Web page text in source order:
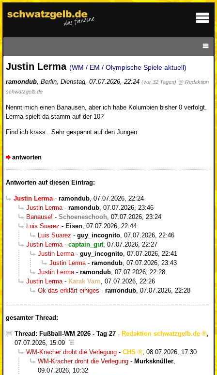
Justin Lerma (WM / EM / Olympische Spiele aktuell)
ramondub, Berlin, Dienstag, 07.07.2026, 22:24 (vor 32 Tagen) @ Redaktion
schwatzgelb.de
Nennt mich einen Banausen, aber ich habe Kolumbien bisher 0 verfolgt.
Lerma spielt da stamm auf der 10?
Find ich krass.. Sehr gespannt auf den Jungen
antworten
Antworten auf diesen Eintrag:
Justin Lerma- ramondub, 07.07.2026, 22:24
Justin Lerma- ramondub, 07.07.2026, 23:46
Banause! - Schoeneschooh, 07.07.2026, 23:24
Luis Suarez - Eisen, 07.07.2026, 22:44
Luis Suarez - guy_incognito, 07.07.2026, 22:46
Justin Lerma- captain_gut, 07.07.2026, 22:27
Justin Lerma- guy_incognito, 07.07.2026, 22:41
Justin Lerma- ramondub, 07.07.2026, 23:43
Justin Lerma- ramondub, 07.07.2026, 22:28
Justin Lerma- Karak Varn, 07.07.2026, 22:26
Ok das erklärt einiges - ramondub, 07.07.2026, 22:28
gesamter Thread:
Thread: Fußball-WM 2026 - Tag 27 - Redaktion schwatzgelb.de
07.07.2026, 15:09
WM-Kracher droht die Verlegung - CHS
08.07.2026, 17:30
WM-Kracher droht die Verlegung - Murksknüller
09.07.2026, 10:32